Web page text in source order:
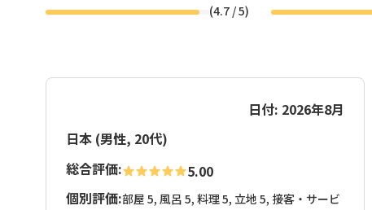
(4.7 / 5)
日付: 2026年8月
日本 (男性, 20代)
総合評価:
5.00
個別評価:部屋 5, 風呂 5, 料理 5, 立地 5, 接客・サービ